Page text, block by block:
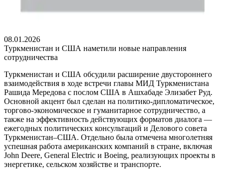
08.01.2026
Туркменистан и США наметили новые направления
сотрудничества
Туркменистан и США обсудили расширение двустороннего
взаимодействия в ходе встречи главы МИД Туркменистана
Рашида Мередова с послом США в Ашхабаде Элизабет Руд.
Основной акцент был сделан на политико-дипломатическое,
торгово-экономическое и гуманитарное сотрудничество, а
также на эффективность действующих форматов диалога —
ежегодных политических консультаций и Делового совета
Туркменистан–США. Отдельно была отмечена многолетняя
успешная работа американских компаний в стране, включая
John Deere, General Electric и Boeing, реализующих проекты в
энергетике, сельском хозяйстве и транспорте.